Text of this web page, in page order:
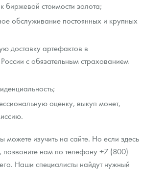
биржевой стоимости золота;
обслуживание постоянных и крупных
доставку артефактов в
с обязательным страхованием
оценку, выкуп монет,
можете изучить на сайте. Но если здесь
позвоните нам по телефону +7 (800)
Наши специалисты найдут нужный